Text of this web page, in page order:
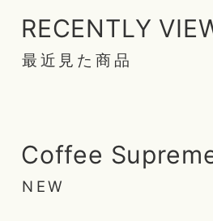
RECENTLY
最近見た商品
Coffee
NEW